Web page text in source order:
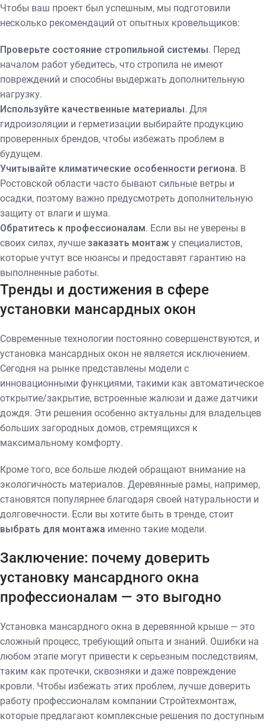
Чтобы ваш проект был успешным, мы подготовили
несколько рекомендаций от опытных кровельщиков:
Проверьте состояние стропильной системы. Перед
началом работ убедитесь, что стропила не имеют
повреждений и способны выдержать дополнительную
нагрузку.
Используйте качественные материалы. Для
гидроизоляции и герметизации выбирайте продукцию
проверенных брендов, чтобы избежать проблем в
будущем.
Учитывайте климатические особенности региона. В
Ростовской области часто бывают сильные ветры и
осадки, поэтому важно предусмотреть дополнительную
защиту от влаги и шума.
Обратитесь к профессионалам. Если вы не уверены в
своих силах, лучше заказать монтаж у специалистов,
которые учтут все нюансы и предоставят гарантию на
выполненные работы.
Тренды и достижения в сфере
установки мансардных окон
Современные технологии постоянно совершенствуются, и
установка мансардных окон не является исключением.
Сегодня на рынке представлены модели с
инновационными функциями, такими как автоматическое
открытие/закрытие, встроенные жалюзи и даже датчики
дождя. Эти решения особенно актуальны для владельцев
больших загородных домов, стремящихся к
максимальному комфорту.
Кроме того, все больше людей обращают внимание на
экологичность материалов. Деревянные рамы, например,
становятся популярнее благодаря своей натуральности и
долговечности. Если вы хотите быть в тренде, стоит
выбрать для монтажа именно такие модели.
Заключение: почему доверить
установку мансардного окна
профессионалам — это выгодно
Установка мансардного окна в деревянной крыше — это
сложный процесс, требующий опыта и знаний. Ошибки на
любом этапе могут привести к серьезным последствиям,
таким как протечки, сквозняки и даже повреждение
кровли. Чтобы избежать этих проблем, лучше доверить
работу профессионалам компании Стройтехмонтаж,
которые предлагают комплексные решения по доступным